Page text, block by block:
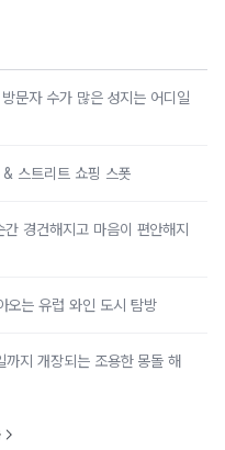
문자 수가 많은 성지는 어디일
스트리트 쇼핑 스폿
경건해지고 마음이 편안해지
오는 유럽 와인 도시 탐방
지 개장되는 조용한 몽돌 해